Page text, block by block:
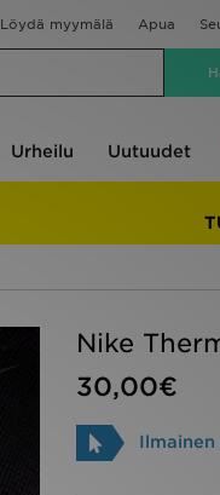
Löydä myymälä Apua
Urheilu Uutuudet
Nike
30,00€